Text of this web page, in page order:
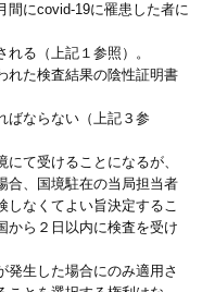
にcovid-19に罹患した者に
れる（上記１参照）。
れた検査結果の陰性証明書
ばならない（上記３参
にて受けることになるが、
合、国境駐在の当局担当者
しなくてよい旨決定するこ
から２日以内に検査を受け
生した場合にのみ適用さ